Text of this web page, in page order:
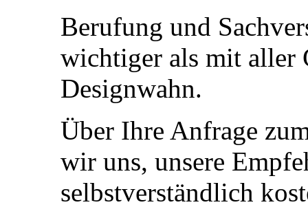
Berufung und
wichtiger als mit aller
Designwahn.
Über Ihre Anfrage
wir uns, unsere
selbstverständlich